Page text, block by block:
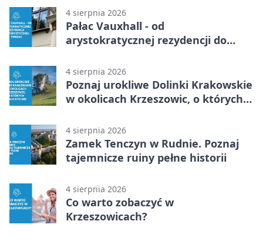
minerałów
4 sierpnia 2026
Pałac Vauxhall - od
arystokratycznej rezydencji do
4 sierpnia 2026
Poznaj urokliwe Dolinki Krakowskie
w okolicach Krzeszowic, o których
4 sierpnia 2026
Zamek Tenczyn w Rudnie. Poznaj
tajemnicze ruiny pełne historii
4 sierpnia 2026
Co warto zobaczyć w
Krzeszowicach?